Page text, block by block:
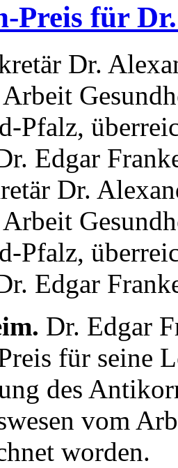
Preis für
Dr.
Arbeit
Pfalz,
Edgar
Dr. Edgar
für seine
des
vom
worden.